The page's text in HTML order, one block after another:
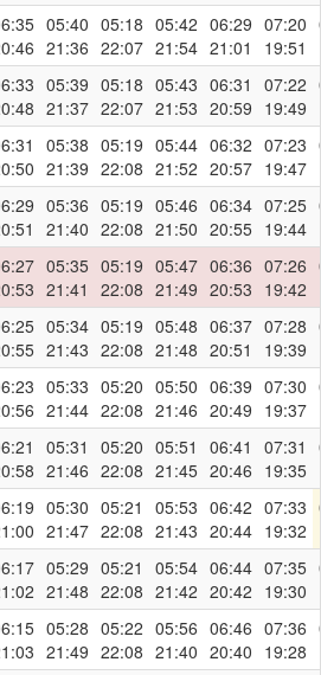
05:40
21:36
05:18
22:07
05:42
21:54
06:29
21:01
07:20
19:51
05:39
21:37
05:18
22:07
05:43
21:53
06:31
20:59
07:22
19:49
05:38
21:39
05:19
22:08
05:44
21:52
06:32
20:57
07:23
19:47
05:36
21:40
05:19
22:08
05:46
21:50
06:34
20:55
07:25
19:44
05:35
21:41
05:19
22:08
05:47
21:49
06:36
20:53
07:26
19:42
05:34
21:43
05:19
22:08
05:48
21:48
06:37
20:51
07:28
19:39
05:33
21:44
05:20
22:08
05:50
21:46
06:39
20:49
07:30
19:37
05:31
21:46
05:20
22:08
05:51
21:45
06:41
20:46
07:31
19:35
05:30
21:47
05:21
22:08
05:53
21:43
06:42
20:44
07:33
19:32
05:29
21:48
05:21
22:08
05:54
21:42
06:44
20:42
07:35
19:30
05:28
21:49
05:22
22:08
05:56
21:40
06:46
20:40
07:36
19:28